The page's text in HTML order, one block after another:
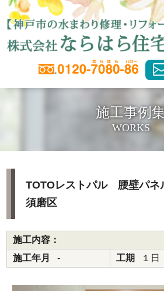
施工事例
WORKS
TOTOレストパル 腰壁パ
須磨区
施工内容：
施工年月
- 工期 １日